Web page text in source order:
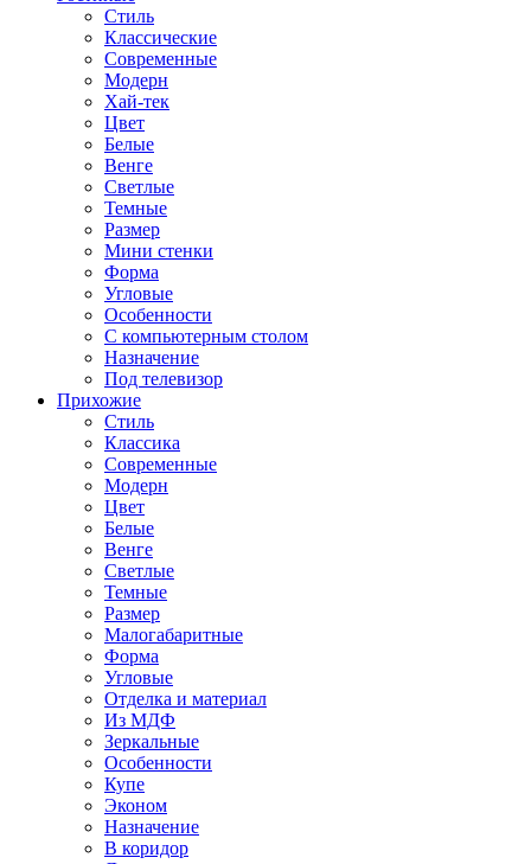
Стиль
Классические
Современные
Модерн
Хай-тек
Цвет
Белые
Венге
Светлые
Темные
Размер
Мини стенки
Форма
Угловые
Особенности
С компьютерным столом
Назначение
Под телевизор
Прихожие
Стиль
Классика
Современные
Модерн
Цвет
Белые
Венге
Светлые
Темные
Размер
Малогабаритные
Форма
Угловые
Отделка и материал
Из МДФ
Зеркальные
Особенности
Купе
Эконом
Назначение
В коридор